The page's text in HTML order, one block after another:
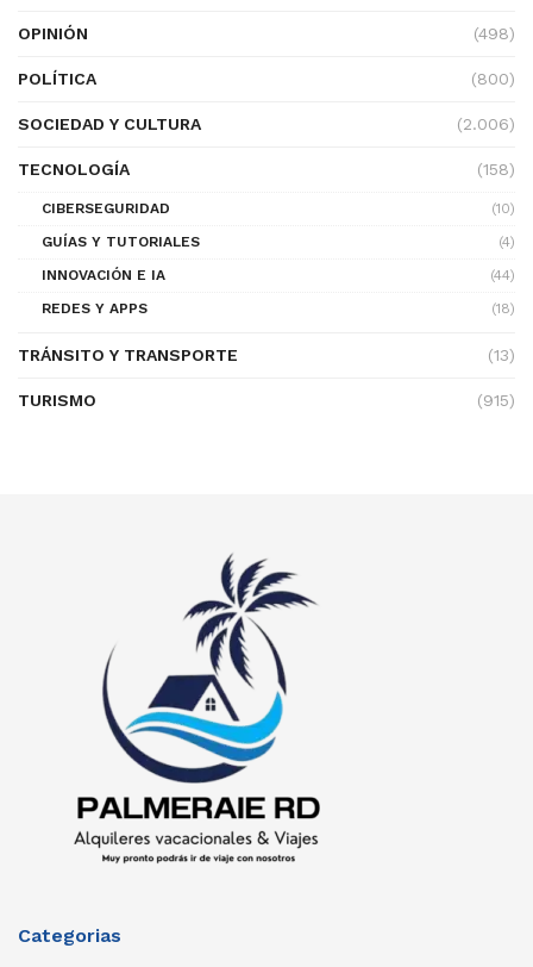
OPINIÓN (498)
POLÍTICA (800)
SOCIEDAD Y CULTURA (2.006)
TECNOLOGÍA (158)
CIBERSEGURIDAD
(10)
GUÍAS Y TUTORIALES
(4)
INNOVACIÓN E IA
(44)
REDES Y APPS
(18)
TRÁNSITO Y TRANSPORTE (13)
TURISMO (915)
Categorias